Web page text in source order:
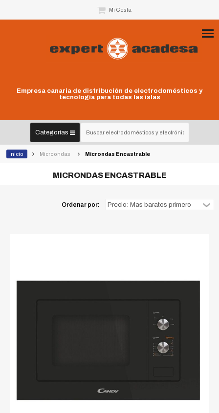
Mi Cesta
Empresa canaria de distribución de electrodomésticos y
tecnología para todas las islas
Categorías
Inicio Microondas Microndas Encastrable
MICRONDAS ENCASTRABLE
Ordenar por: